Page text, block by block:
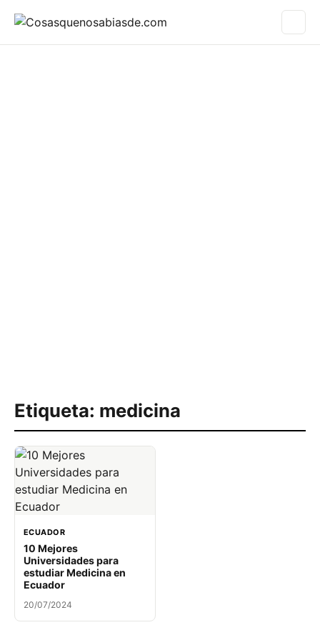
Etiqueta: medicina
ECUADOR
10 Mejores
Universidades para
estudiar Medicina en
Ecuador
20/07/2024